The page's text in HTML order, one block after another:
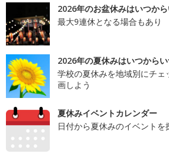
2026年のお盆休みはいつか
最大9連休となる場合もあり
2026年の夏休みはいつからい
学校の夏休みを地域別にチ
画しよう
夏休みイベントカレンダー
日付から夏休みのイベントを